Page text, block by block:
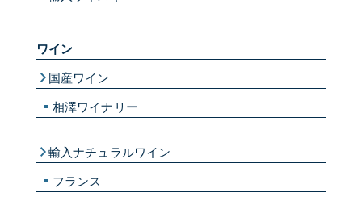
ワイン
国産ワイン
相澤ワイナリー
輸入ナチュラルワイン
フランス